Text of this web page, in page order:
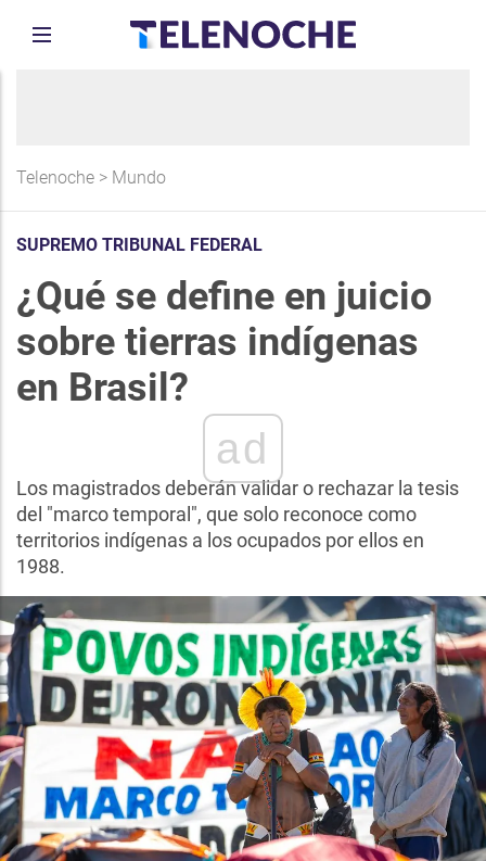
Telenoche > Mundo
SUPREMO TRIBUNAL FEDERAL
¿Qué se define en juicio
sobre tierras indígenas
en Brasil?
ad
Los magistrados deberán validar o rechazar la tesis
del "marco temporal", que solo reconoce como
territorios indígenas a los ocupados por ellos en
1988.